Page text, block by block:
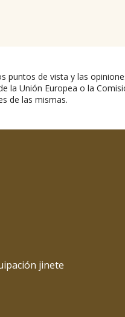
puntos de vista y las
la Unión Europea o la
de las mismas.
jinete